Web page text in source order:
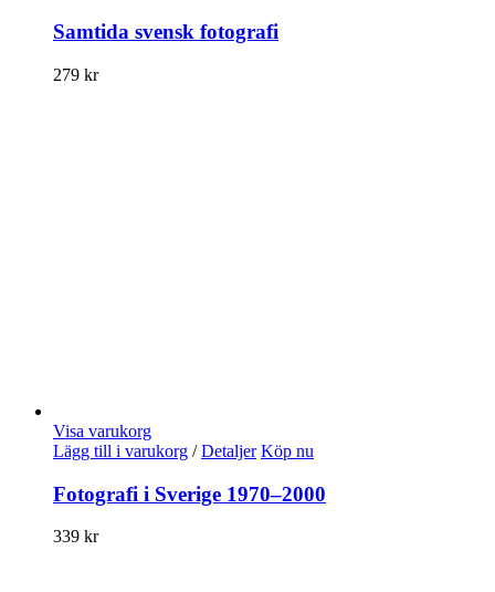
Samtida svensk fotografi
279 kr
Visa varukorg
Lägg till i varukorg / Detaljer Köp nu
Fotografi i Sverige 1970–2000
339 kr